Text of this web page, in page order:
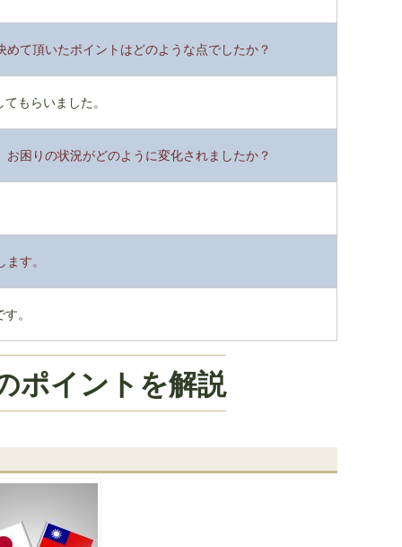
て頂いたポイントはどのような点でしたか？
もらいました。
困りの状況がどのように変化されましたか？
す。
。
ポイントを解説